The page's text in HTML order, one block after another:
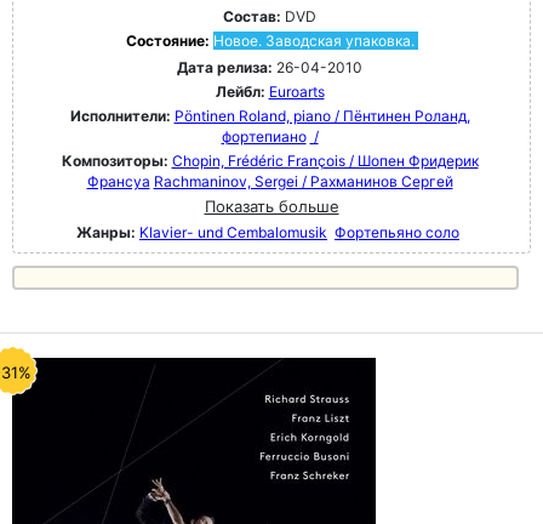
Состав: DVD
Состояние: Новое. Заводская упаковка.
Дата релиза: 26-04-2010
Лейбл: Euroarts
Исполнители: Pöntinen Roland, piano / Пёнтинен Роланд,
фортепиано /
Композиторы: Chopin, Frédéric François / Шопен Фридерик
Франсуа Rachmaninov, Sergei / Рахманинов Сергей
Показать больше
Жанры: Klavier- und Cembalomusik Фортепьяно соло